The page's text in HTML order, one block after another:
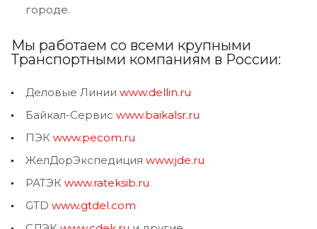
городе.
Мы работаем со всеми крупными
Транспортными компаниям в России:
Деловые Линии www.dellin.ru
Байкал-Сервис www.baikalsr.ru
ПЭК www.pecom.ru
ЖелДорЭкспедиция www.jde.ru
РАТЭК www.rateksib.ru
GTD www.gtdel.com